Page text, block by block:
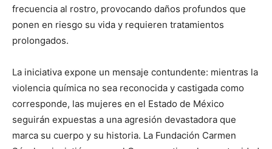
frecuencia al rostro, provocando daños profundos que
ponen en riesgo su vida y requieren tratamientos
prolongados.
La iniciativa expone un mensaje contundente: mientras la
violencia química no sea reconocida y castigada como
corresponde, las mujeres en el Estado de México
seguirán expuestas a una agresión devastadora que
marca su cuerpo y su historia. La Fundación Carmen